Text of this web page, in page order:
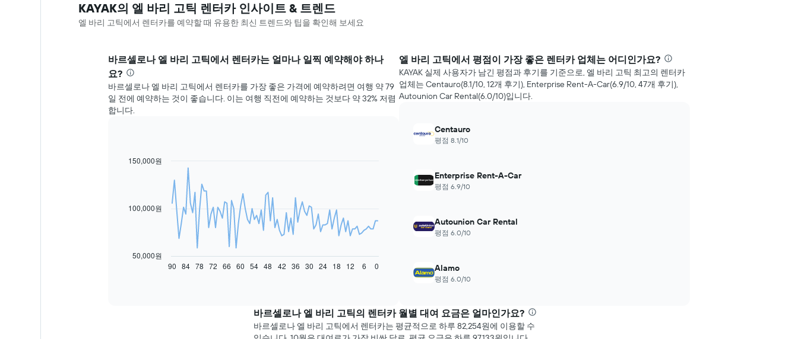
KAYAK의 엘 바리 고틱 렌터카 인사이트 & 트렌드
엘 바리 고틱​에서 렌터카를 예약할 때 유용한 최신 트렌드와 팁을 확인해 보세요
바르셀로나 엘 바리 고틱​에서 렌터카는 얼마나 일찍 예약해야 하나
요?
바르셀로나 엘 바리 고틱에서 렌터카를 가장 좋은 가격에 예약하려면 ​여행 ​약 79​
일 전에 예약하는 것이 좋습니다. 이는 여행 직전에 예약하는 것보다 약 32% 저렴
합니다.
Line
points.
Chart
50,000원
100,000원
150,000원
90 60 30 0
84 78 72 66 54 48 42 36 24 18 12 6
엘 바리 고틱에서 평점이 가장 좋은 렌터카 업체는 어디인가요?
KAYAK 실제 사용자가 남긴 평점과 후기를 기준으로, 엘 바리 고틱 최고의 렌터카
업체는 Centauro(8.1/10, 12​개 후기), Enterprise Rent-A-Car(6.9/10, 47​개 ​후기),
Autounion Car Rental(6.0/10)입니다.
Centauro
평점 8.1/10
Enterprise Rent-A-Car
평점 6.9/10
Autounion Car Rental
평점 6.0/10
Alamo
평점 6.0/10
바르셀로나 엘 바리 고틱​의 렌터카 월별 대여 요금은 얼마인가요?
바르셀로나 엘 바리 고틱에서 렌터카는 평균적으로 하루 82,254원에 이용할 수